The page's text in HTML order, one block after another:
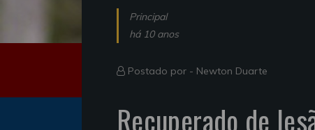
Principal
há 10 anos
Postado por - Newton Duarte
Recuperado de